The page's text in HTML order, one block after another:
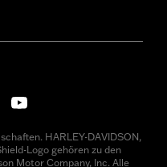
HARLEY-DAVIDSON,
Logo gehören zu den
Motor Company, Inc. Alle